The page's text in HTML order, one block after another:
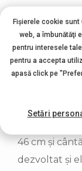
colostru,
laptele cu
naștere.
Bebelușul
Fizic,
în
46 cm și
dezvoltat și
Fișierele cookie
web, a îmbunătăţi
pentru interesele
pentru a accepta
apasă click pe
Setări